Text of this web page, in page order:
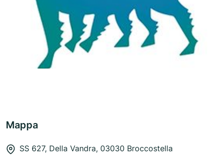
Mappa
SS 627, Della Vandra, 03030 Broccostella